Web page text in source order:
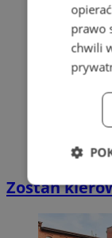
Zostań
prawo
chwili